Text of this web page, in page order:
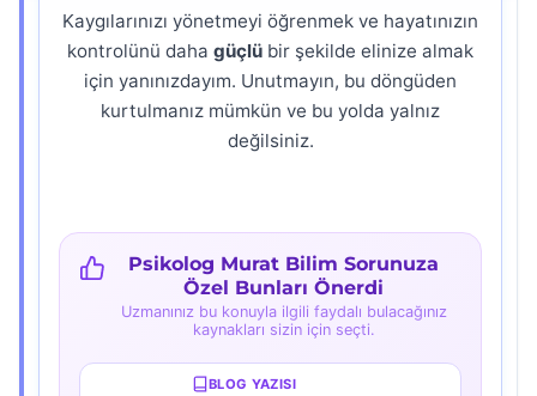
Kaygılarınızı yönetmeyi öğrenmek ve hayatınızın
kontrolünü daha güçlü bir şekilde elinize almak
için yanınızdayım. Unutmayın, bu döngüden
kurtulmanız mümkün ve bu yolda yalnız
değilsiniz.
Psikolog Murat Bilim Sorunuza
Özel Bunları Önerdi
Uzmanınız bu konuyla ilgili faydalı bulacağınız
kaynakları sizin için seçti.
BLOG YAZISI